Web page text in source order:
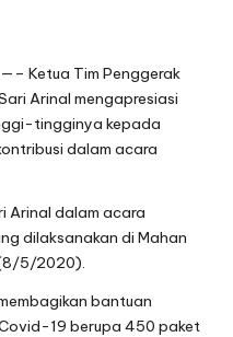
—– Ketua Tim Penggerak
Arinal mengapresiasi
tingginya kepada
dalam acara
Arinal dalam acara
dilaksanakan di Mahan
(8/5/2020).
bantuan
19 berupa 450 paket